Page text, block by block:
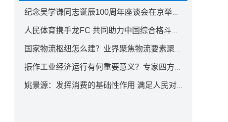
纪念吴学谦同志诞辰100周年座谈会在京举行 汪洋出席
人民体育携手龙FC 共同助力中国综合格斗事业发展
国家物流枢纽怎么建？业界聚焦物流要素聚集方式创新
振作工业经济运行有何重要意义？专家四方面权威解读
姚景源：发挥消费的基础性作用 满足人民对美好生活向往